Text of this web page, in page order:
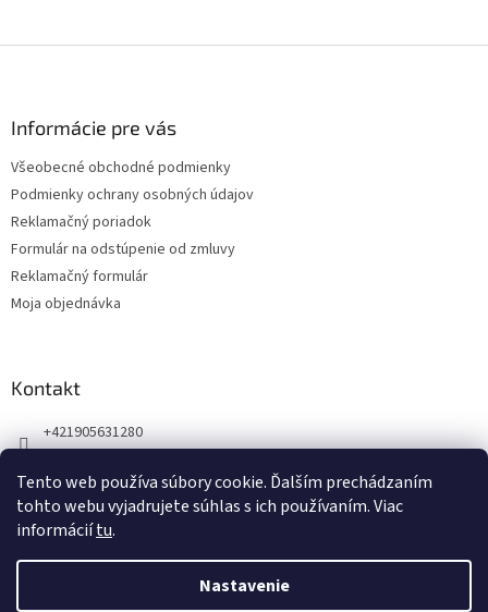
Tento web používa súbory cookie. Ďalším prechádzaním
tohto webu vyjadrujete súhlas s ich používaním. Viac
informáciítu.
Nastavenie
Informácie pre vás
Všeobecné obchodné podmienky
Podmienky ochrany osobných údajov
Reklamačný poriadok
Formulár na odstúpenie od zmluvy
Reklamačný formulár
Moja objednávka
Kontakt
+421905631280
123zdravie.sk/
Vytvoril Shoptet